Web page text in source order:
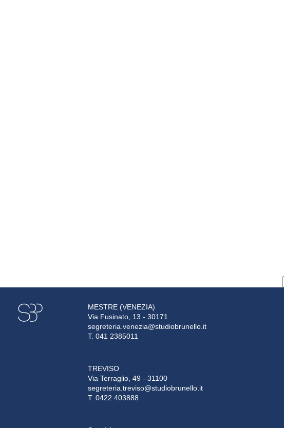
MESTRE (VENEZIA)
Via Fusinato, 13 - 30171
segreteria.venezia@studiobrunello.it
T. 041 2385011
TREVISO
Via Terraglio, 49 - 31100
segreteria.treviso@studiobrunello.it
T. 0422 403888